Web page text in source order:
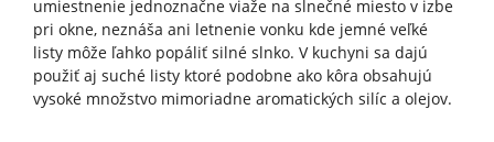
umiestnenie jednoznačne viaže na slnečné miesto v izbe
pri okne, neznáša ani letnenie vonku kde jemné veľké
listy môže ľahko popáliť silné slnko. V kuchyni sa dajú
použiť aj suché listy ktoré podobne ako kôra obsahujú
vysoké množstvo mimoriadne aromatických silíc a olejov.